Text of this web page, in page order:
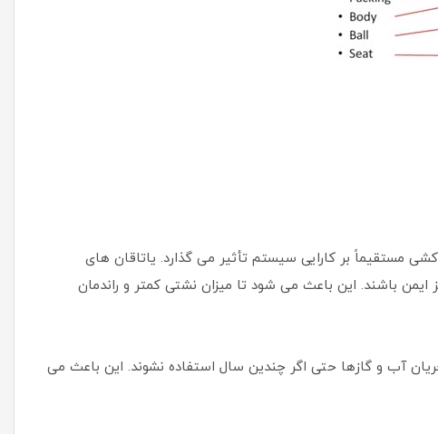
در سیستم های لوله کشی مستقیماً بر کارایی سیستم تأثیر می گذارد. یاتاقان های
باشند. این باعث می شود تا میزان نشتی کمتر و راندمان
آب و گازها حتی اگر چندین سال استفاده نشوند. این باعث می